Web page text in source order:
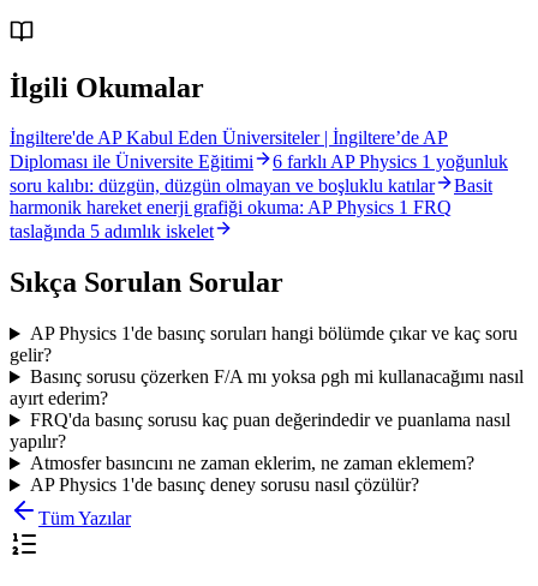
İlgili Okumalar
İngiltere'de AP Kabul Eden Üniversiteler | İngiltere’de AP
Diploması ile Üniversite Eğitimi
6 farklı AP Physics 1 yoğunluk
soru kalıbı: düzgün, düzgün olmayan ve boşluklu katılar
Basit
harmonik hareket enerji grafiği okuma: AP Physics 1 FRQ
taslağında 5 adımlık iskelet
Sıkça Sorulan Sorular
AP Physics 1'de basınç soruları hangi bölümde çıkar ve kaç soru
gelir?
Basınç sorusu çözerken F/A mı yoksa ρgh mi kullanacağımı nasıl
ayırt ederim?
FRQ'da basınç sorusu kaç puan değerindedir ve puanlama nasıl
yapılır?
Atmosfer basıncını ne zaman eklerim, ne zaman eklemem?
AP Physics 1'de basınç deney sorusu nasıl çözülür?
Tüm Yazılar